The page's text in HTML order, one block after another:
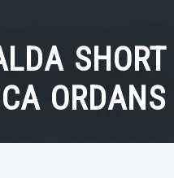
SHORT